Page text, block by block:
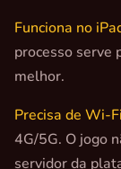
Funciona no
processo serve
melhor.
Precisa de Wi-
4G/5G. O jogo
servidor da